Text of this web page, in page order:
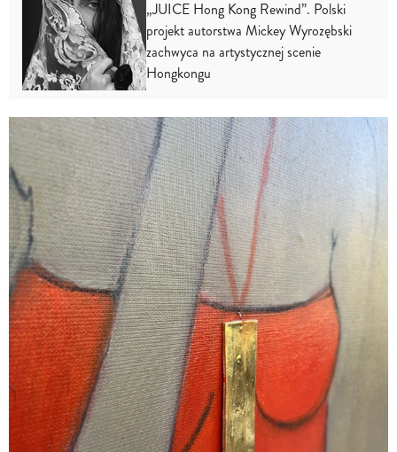
„JUICE Hong Kong Rewind”. Polski
projekt autorstwa Mickey Wyrozębski
zachwyca na artystycznej scenie
Hongkongu